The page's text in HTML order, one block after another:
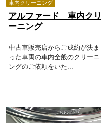
車内クリーニング
アルファード 車内クリ
ーニング
中古車販売店からご成約が決ま
った車両の車内全般のクリーニ
ングのご依頼をいた...